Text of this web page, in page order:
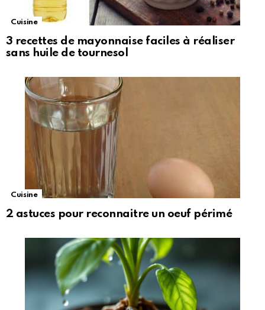
Cuisine
3 recettes de mayonnaise faciles à réaliser
sans huile de tournesol
Cuisine
2 astuces pour reconnaitre un oeuf périmé